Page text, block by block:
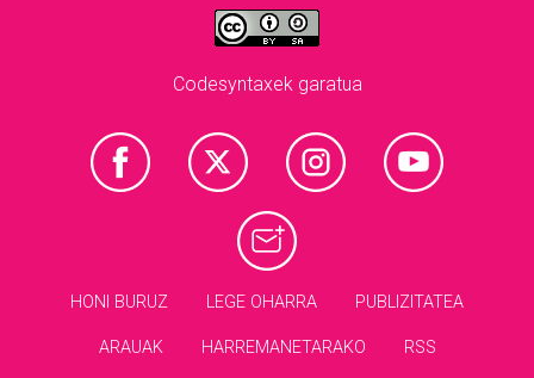
Codesyntaxek garatua
HONI BURUZ LEGE OHARRA PUBLIZITATEA
ARAUAK HARREMANETARAKO RSS